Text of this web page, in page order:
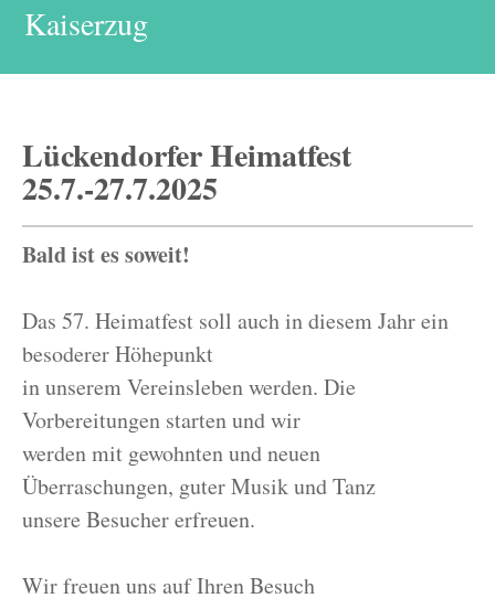
Kaiserzug
Lückendorfer Heimatfest
25.7.-27.7.2025
Bald ist es soweit!
Das 57. Heimatfest soll auch in diesem Jahr ein
besoderer Höhepunkt
in unserem Vereinsleben werden. Die
Vorbereitungen starten und wir
werden mit gewohnten und neuen
Überraschungen, guter Musik und Tanz
unsere Besucher erfreuen.
Wir freuen uns auf Ihren Besuch